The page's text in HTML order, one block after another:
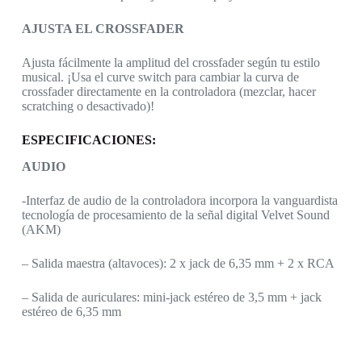
AJUSTA EL CROSSFADER
Ajusta fácilmente la amplitud del crossfader según tu estilo
musical. ¡Usa el curve switch para cambiar la curva de
crossfader directamente en la controladora (mezclar, hacer
scratching o desactivado)!
ESPECIFICACIONES:
AUDIO
-Interfaz de audio de la controladora incorpora la vanguardista
tecnología de procesamiento de la señal digital Velvet Sound
(AKM)
– Salida maestra (altavoces): 2 x jack de 6,35 mm + 2 x RCA
– Salida de auriculares: mini-jack estéreo de 3,5 mm + jack
estéreo de 6,35 mm